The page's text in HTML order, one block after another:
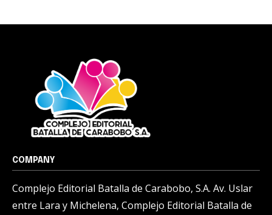
COMPANY
Complejo Editorial Batalla de Carabobo, S.A. Av. Uslar
entre Lara y Michelena, Complejo Editorial Batalla de